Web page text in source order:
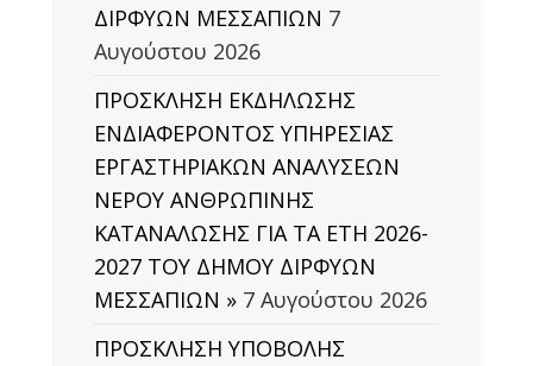
ΔΙΡΦΥΩΝ ΜΕΣΣΑΠΙΩΝ 7
Αυγούστου 2026
ΠΡΟΣΚΛΗΣΗ ΕΚΔΗΛΩΣΗΣ
ΕΝΔΙΑΦΕΡΟΝΤΟΣ ΥΠΗΡΕΣΙΑΣ
ΕΡΓΑΣΤΗΡΙΑΚΩΝ ΑΝΑΛΥΣΕΩΝ
ΝΕΡΟΥ ΑΝΘΡΩΠΙΝΗΣ
ΚΑΤΑΝΑΛΩΣΗΣ ΓΙΑ ΤΑ ΕΤΗ 2026-
2027 ΤΟΥ ΔΗΜΟΥ ΔΙΡΦΥΩΝ
ΜΕΣΣΑΠΙΩΝ » 7 Αυγούστου 2026
ΠΡΟΣΚΛΗΣΗ ΥΠΟΒΟΛΗΣ